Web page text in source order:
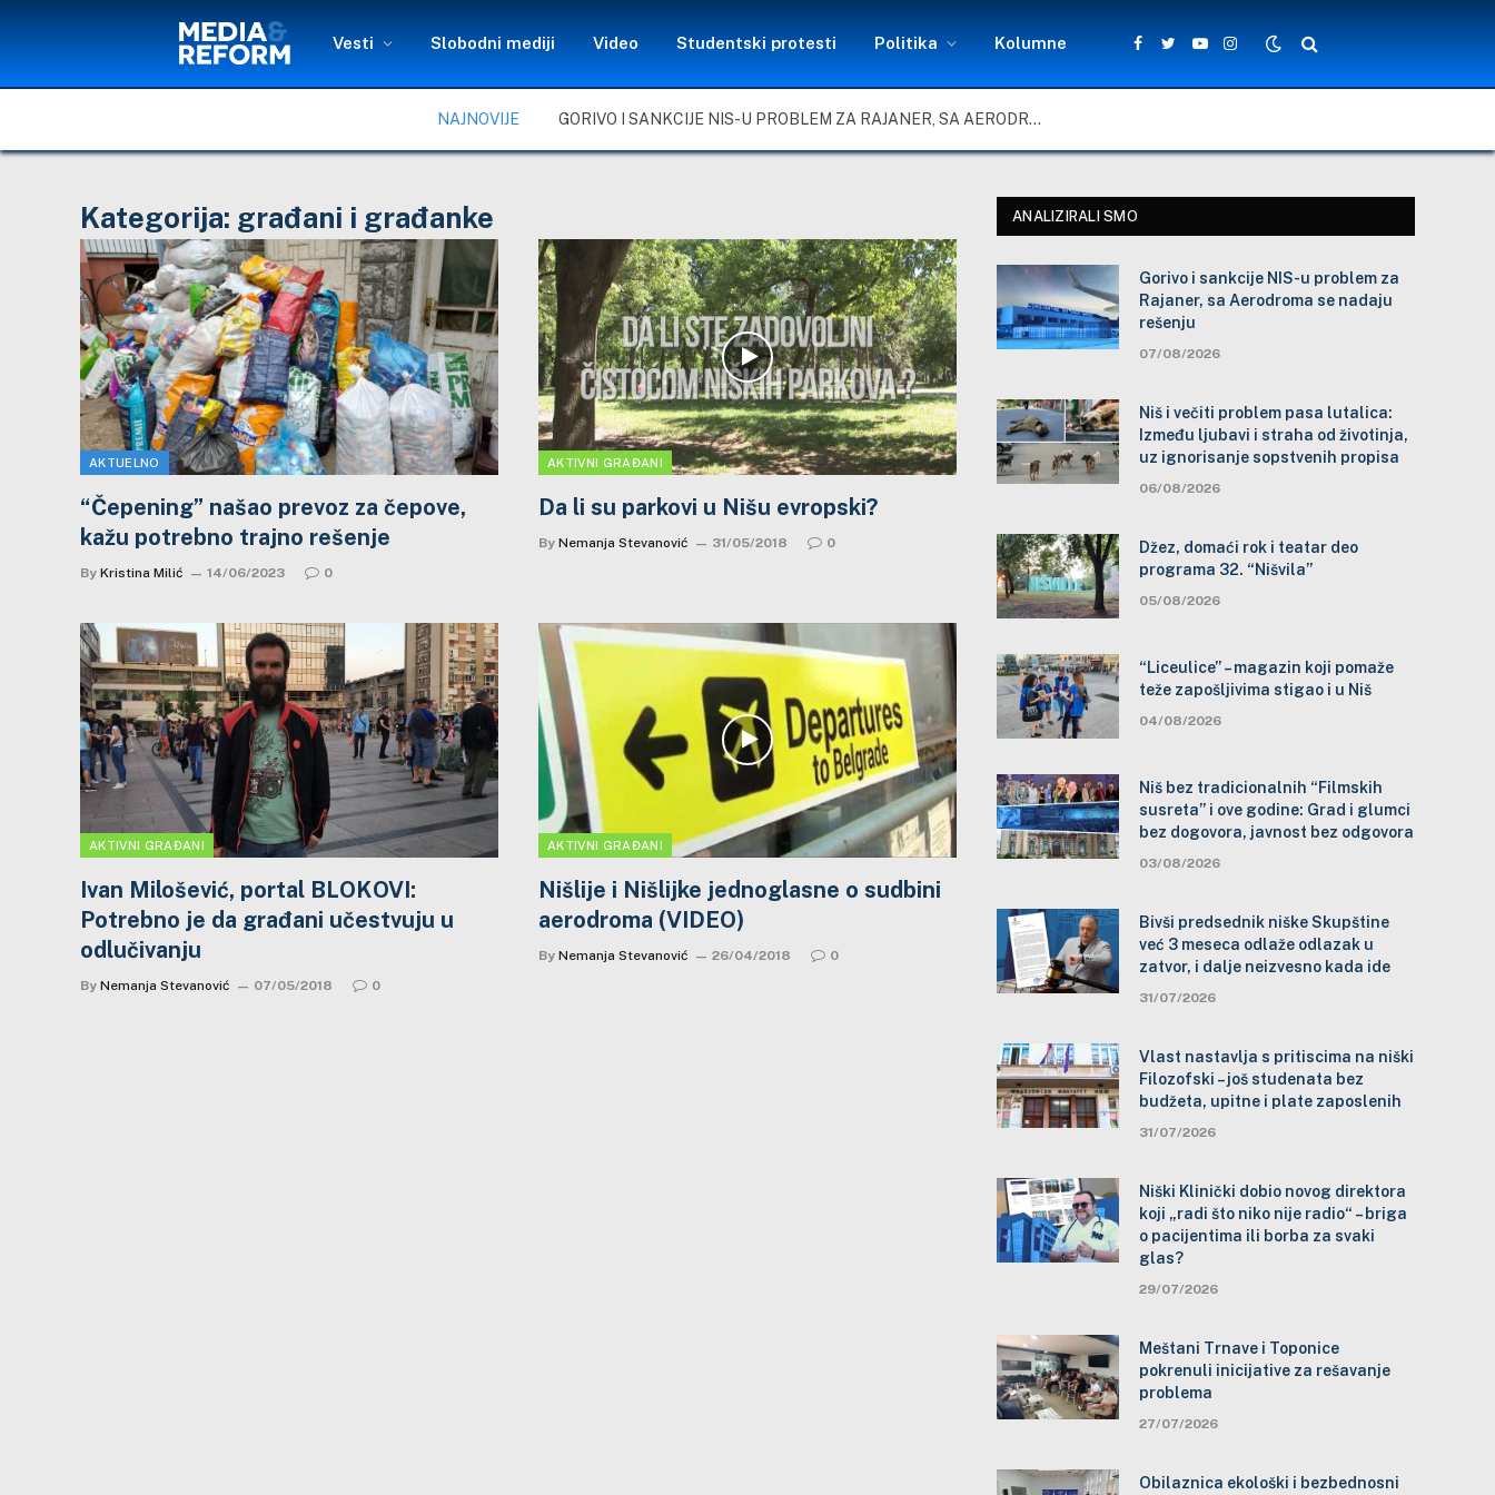
Vesti Slobodni mediji Video Studentski protesti Politika Kolumne
Facebook
TwitterYouTubeInstagram
NAJNOVIJE GORIVO I SANKCIJE NIS-U PROBLEM ZA RAJANER, SA AERODROMA SE NADAJU REŠENJU
Kategorija: građani i građanke
AKTUELNO
“Čepening” našao prevoz za čepove,
kažu potrebno trajno rešenje
By Kristina Milić 14/06/2023 0
AKTIVNI GRAĐANI
Da li su parkovi u Nišu evropski?
By Nemanja Stevanović 31/05/2018 0
AKTIVNI GRAĐANI
Ivan Milošević, portal BLOKOVI:
Potrebno je da građani učestvuju u
odlučivanju
By Nemanja Stevanović 07/05/2018 0
AKTIVNI GRAĐANI
Nišlije i Nišlijke jednoglasne o sudbini
aerodroma (VIDEO)
By Nemanja Stevanović 26/04/2018 0
ANALIZIRALI SMO
Gorivo i sankcije NIS-u problem za
Rajaner, sa Aerodroma se nadaju
rešenju
07/08/2026
Niš i večiti problem pasa lutalica:
Između ljubavi i straha od životinja,
uz ignorisanje sopstvenih propisa
06/08/2026
Džez, domaći rok i teatar deo
programa 32. “Nišvila”
05/08/2026
“Liceulice” – magazin koji pomaže
teže zapošljivima stigao i u Niš
04/08/2026
Niš bez tradicionalnih “Filmskih
susreta” i ove godine: Grad i glumci
bez dogovora, javnost bez odgovora
03/08/2026
Bivši predsednik niške Skupštine
već 3 meseca odlaže odlazak u
zatvor, i dalje neizvesno kada ide
31/07/2026
Vlast nastavlja s pritiscima na niški
Filozofski – još studenata bez
budžeta, upitne i plate zaposlenih
31/07/2026
Niški Klinički dobio novog direktora
koji „radi što niko nije radio“ – briga
o pacijentima ili borba za svaki
glas?
29/07/2026
Meštani Trnave i Toponice
pokrenuli inicijative za rešavanje
problema
27/07/2026
Obilaznica ekološki i bezbednosni